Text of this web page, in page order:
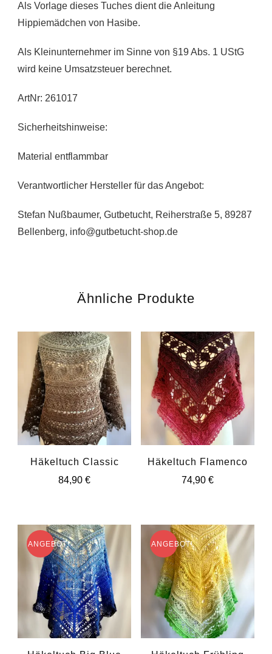
Als Vorlage dieses Tuches dient die Anleitung
Hippiemädchen von Hasibe.
Als Kleinunternehmer im Sinne von §19 Abs. 1 UStG
wird keine Umsatzsteuer berechnet.
ArtNr: 261017
Sicherheitshinweise:
Material entflammbar
Verantwortlicher Hersteller für das Angebot:
Stefan Nußbaumer, Gutbetucht, Reiherstraße 5, 89287
Bellenberg, info@gutbetucht-shop.de
Ähnliche Produkte
Häkeltuch Classic
84,90€
Häkeltuch Flamenco
74,90 €
ANGEBOT! ANGEBOT!